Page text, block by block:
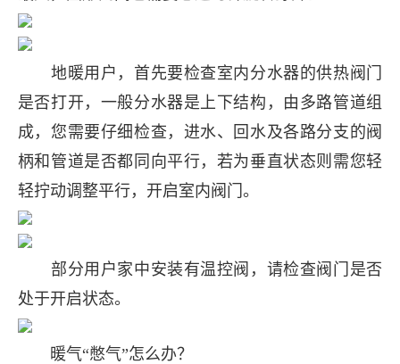
地暖用户，首先要检查室内分水器的供热阀门
是否打开，一般分水器是上下结构，由多路管道组
成，您需要仔细检查，进水、回水及各路分支的阀
柄和管道是否都同向平行，若为垂直状态则需您轻
轻拧动调整平行，开启室内阀门。
部分用户家中安装有温控阀，请检查阀门是否
处于开启状态。
暖气“憋气”怎么办？